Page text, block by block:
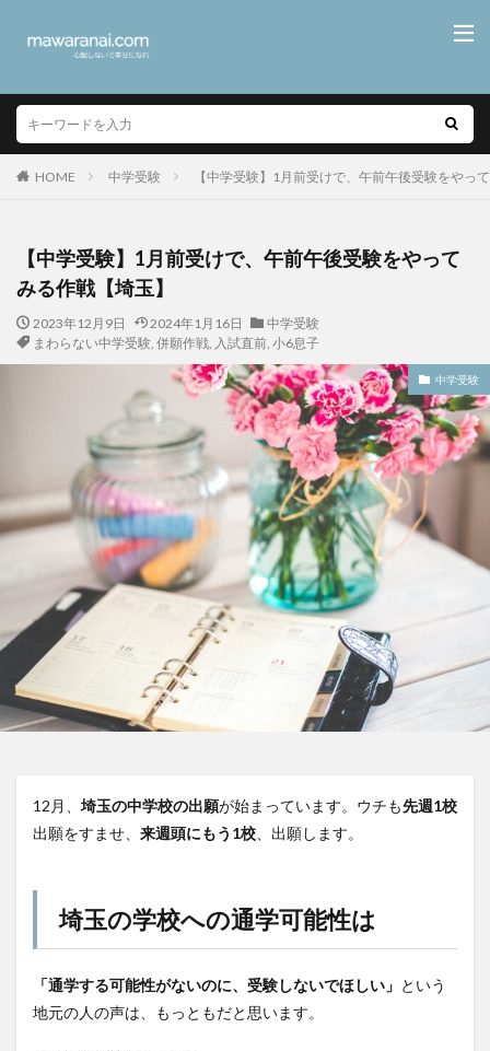
HOME 中学受験 【中学受験】1月前受けで、午前午後受験をやっ
【中学受験】1月前受けで、午前午後受験をやって
みる作戦【埼玉】
2023年12月9日 2024年1月16日
中学受験
まわらない中学受験, 併願作戦, 入試直前, 小6息子
中学受験
12月、 埼玉の中学校の出願が始まっています。ウチも先週1校
出願をすませ、 来週頭にもう1校 、出願します。
埼玉の学校への通学可能性は
「通学する可能性がないのに、受験しないでほしい」 という
地元の人の声は、もっともだと思います。